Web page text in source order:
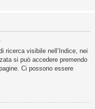
ricerca visibile nell’Indice, nei
si può accedere premendo
Ci possono essere